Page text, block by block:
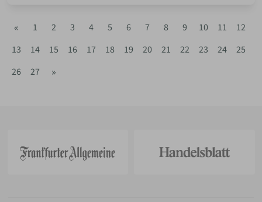
« 1 2 3 4 5 6 7 8 9 10 11
12
13
14 15 16 17 18 19 20 21 22 23 24
25
26
27 »